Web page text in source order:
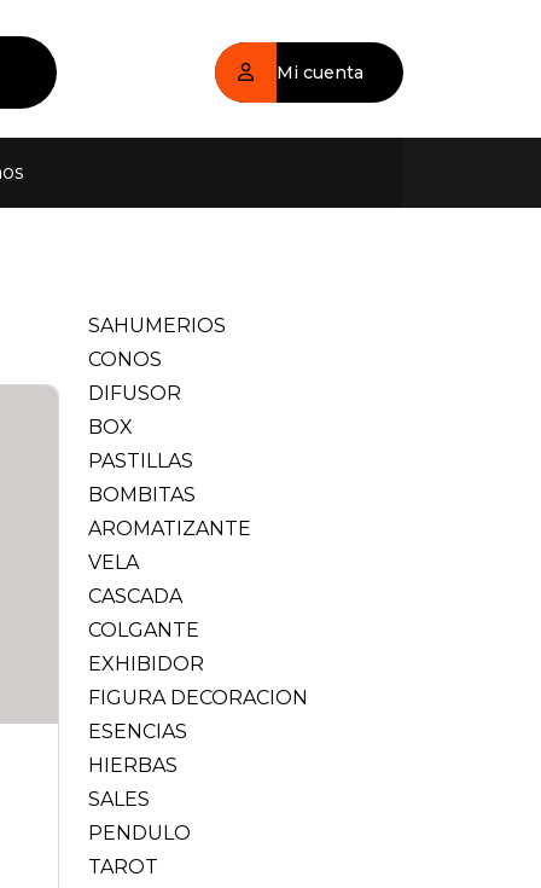
Mi cuenta
SAHUMERIOS
CONOS
DIFUSOR
BOX
PASTILLAS
BOMBITAS
AROMATIZANTE
VELA
CASCADA
COLGANTE
EXHIBIDOR
FIGURA DECORACION
ESENCIAS
HIERBAS
SALES
PENDULO
TAROT